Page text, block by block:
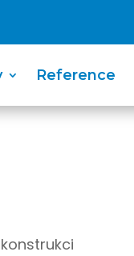
Reference